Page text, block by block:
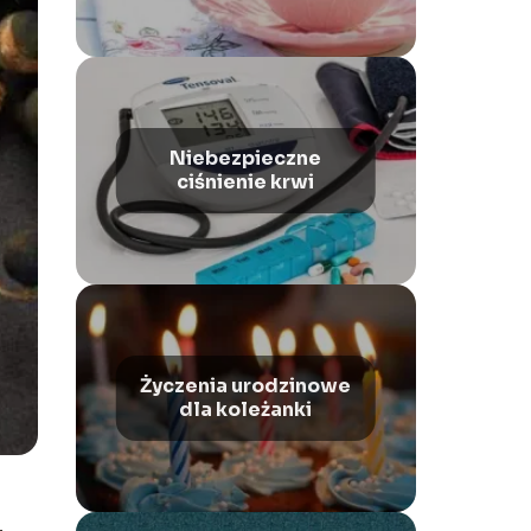
Niebezpieczne
ciśnienie krwi
Życzenia urodzinowe
dla koleżanki